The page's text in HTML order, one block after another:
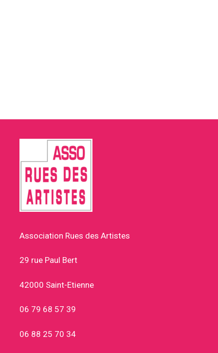
Association Rues des Artistes
29 rue Paul Bert
42000 Saint-Etienne
06 79 68 57 39
06 88 25 70 34